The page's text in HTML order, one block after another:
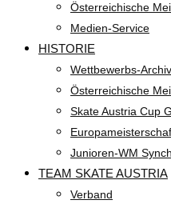
Österreichische
Medien-Service
HISTORIE
Wettbewerbs-Archiv
Österreichische
Skate Austria Cup
Junioren-WM
TEAM SKATE AUSTRIA
Verband